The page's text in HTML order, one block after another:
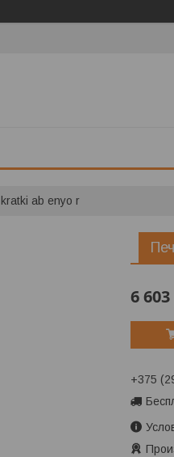
ab enyo r
6 603
+375